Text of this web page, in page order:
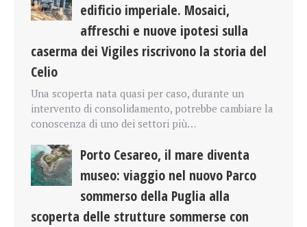
edificio imperiale. Mosaici,
affreschi e nuove ipotesi sulla
caserma dei Vigiles riscrivono la storia del
Celio
Una scoperta nata quasi per caso, durante un
intervento di consolidamento, potrebbe cambiare la
conoscenza di uno dei settori più…
Porto Cesareo, il mare diventa
museo: viaggio nel nuovo Parco
sommerso della Puglia alla
scoperta delle strutture sommerse con